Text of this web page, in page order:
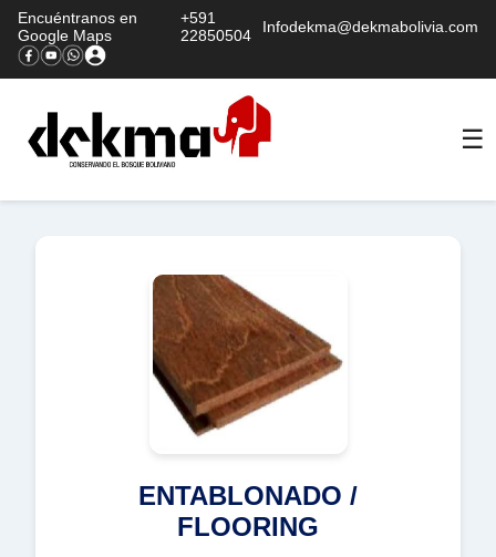
Encuéntranos en
Google Maps
+591
22850504
Infodekma@dekmabolivia.com
☰
ENTABLONADO /
FLOORING